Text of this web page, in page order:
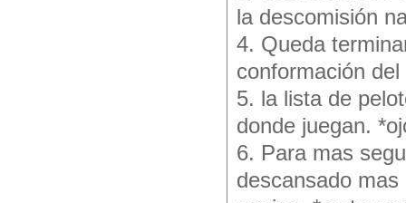
la descomisión
4. Queda
conformación
5. la lista de
donde juegan.
6. Para mas
descansado